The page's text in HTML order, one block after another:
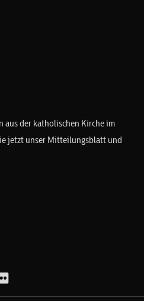
aus der katholischen Kirche im
jetzt unser Mitteilungsblatt und